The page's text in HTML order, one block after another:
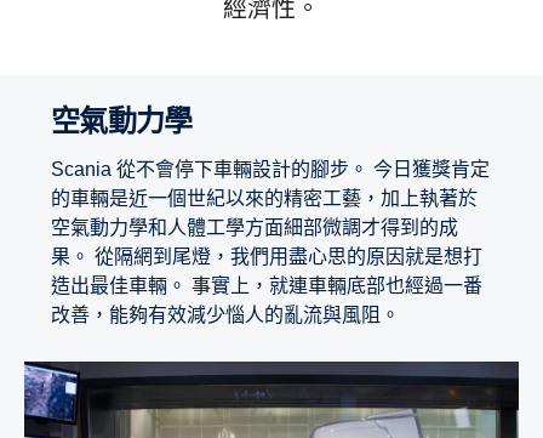
經濟性。
空氣動力學
Scania 從不會停下車輛設計的腳步。 今日獲獎肯定
的車輛是近一個世紀以來的精密工藝，加上執著於
空氣動力學和人體工學方面細部微調才得到的成
果。 從隔網到尾燈，我們用盡心思的原因就是想打
造出最佳車輛。 事實上，就連車輛底部也經過一番
改善，能夠有效減少惱人的亂流與風阻。